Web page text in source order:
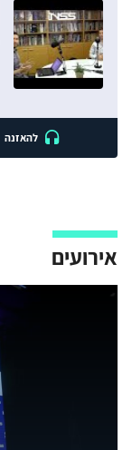
להאזנה
אירועים